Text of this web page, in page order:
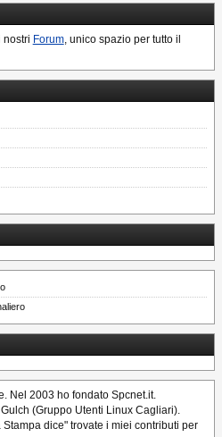
nostri Forum, unico spazio per tutto il
Nel 2003 ho fondato Spcnet.it.
(Gruppo Utenti Linux Cagliari).
dice" trovate i miei contributi per